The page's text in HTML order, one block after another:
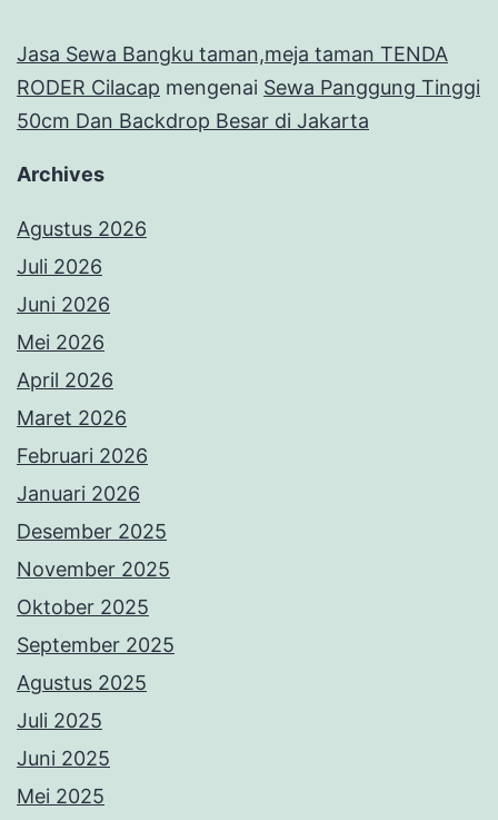
Jasa Sewa Bangku taman,meja taman TENDA
RODER Cilacap mengenai Sewa Panggung Tinggi
50cm Dan Backdrop Besar di Jakarta
Archives
Agustus 2026
Juli 2026
Juni 2026
Mei 2026
April 2026
Maret 2026
Februari 2026
Januari 2026
Desember 2025
November 2025
Oktober 2025
September 2025
Agustus 2025
Juli 2025
Juni 2025
Mei 2025